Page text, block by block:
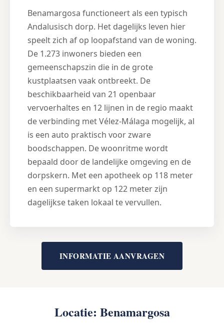
Benamargosa functioneert als een typisch
Andalusisch dorp. Het dagelijks leven hier
speelt zich af op loopafstand van de woning.
De 1.273 inwoners bieden een
gemeenschapszin die in de grote
kustplaatsen vaak ontbreekt. De
beschikbaarheid van 21 openbaar
vervoerhaltes en 12 lijnen in de regio maakt
de verbinding met Vélez-Málaga mogelijk, al
is een auto praktisch voor zware
boodschappen. De woonritme wordt
bepaald door de landelijke omgeving en de
dorpskern. Met een apotheek op 118 meter
en een supermarkt op 122 meter zijn
dagelijkse taken lokaal te vervullen.
INFORMATIE AANVRAGEN
Locatie: Benamargosa